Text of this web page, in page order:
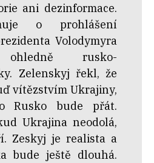
ani dezinformace.
o prohlášení
Volodymyra
ohledně rusko-
Zelenskyj řekl, že
vítězstvím Ukrajiny,
Rusko bude přát.
Ukrajina neodolá,
Zeskyj je realista a
bude ještě dlouhá.